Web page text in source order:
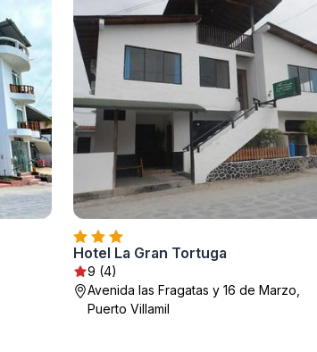
Hotel La Gran Tortuga
9 (4)
Avenida las Fragatas y 16 de Marzo,
Puerto Villamil